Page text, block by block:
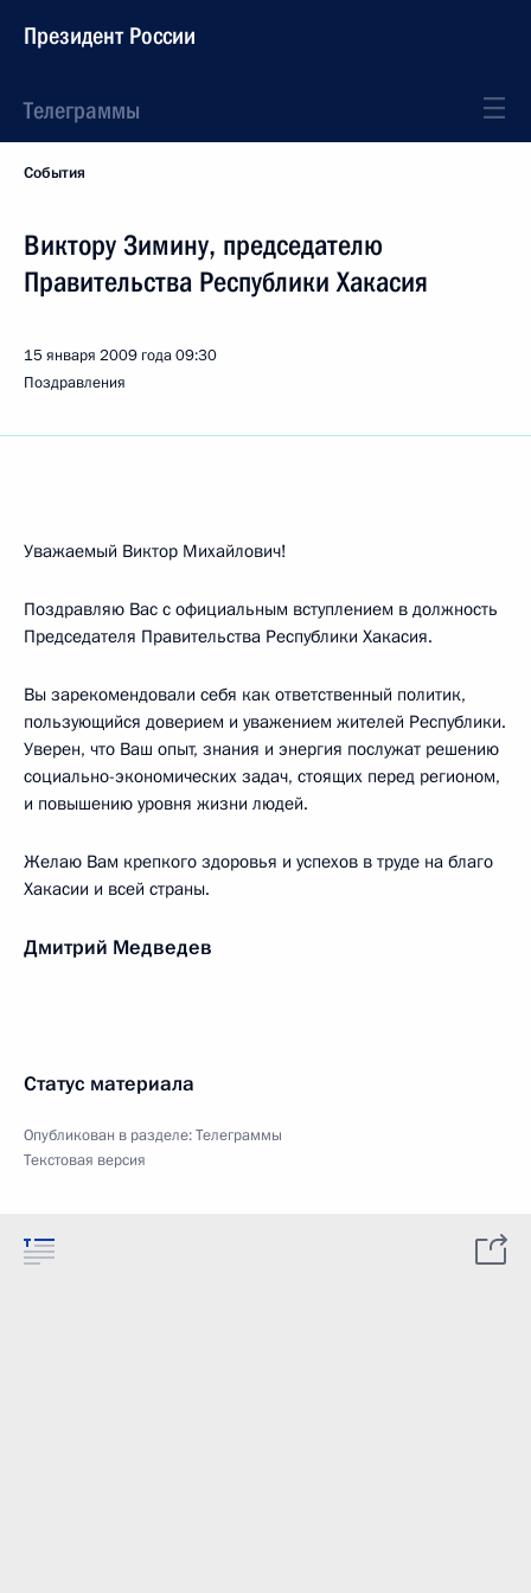
Президент России
Телеграммы
События
Виктору Зимину, председателю
Правительства Республики Хакасия
15 января 2009 года09:30
Поздравления
Уважаемый Виктор Михайлович!
Поздравляю Вас с официальным вступлением в должность
Председателя Правительства Республики Хакасия.
Вы зарекомендовали себя как ответственный политик,
пользующийся доверием и уважением жителей Республики.
Уверен, что Ваш опыт, знания и энергия послужат решению
социально-экономических задач, стоящих перед регионом,
и повышению уровня жизни людей.
Желаю Вам крепкого здоровья и успехов в труде на благо
Хакасии и всей страны.
Дмитрий Медведев
Статус материала
Опубликован в разделе:Телеграммы
Текстовая версия